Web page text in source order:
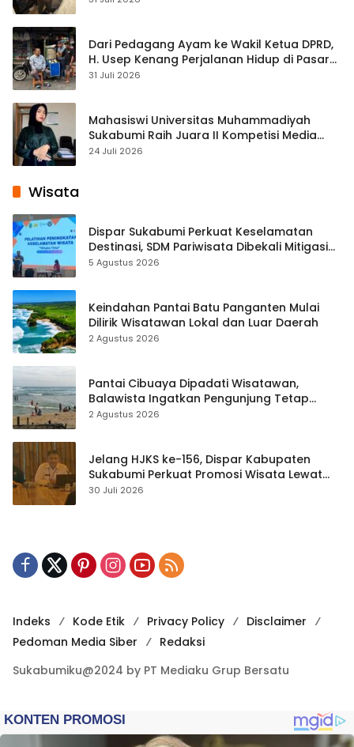
Dari Pedagang Ayam ke Wakil Ketua DPRD,
H. Usep Kenang Perjalanan Hidup di Pasar
Cisaat
31 Juli 2026
Mahasiswi Universitas Muhammadiyah
Sukabumi Raih Juara II Kompetisi Media
Pembelajaran Digital Tingkat Internasional
24 Juli 2026
Wisata
Dispar Sukabumi Perkuat Keselamatan
Destinasi, SDM Pariwisata Dibekali Mitigasi
hingga Teknik Evakuasi
5 Agustus 2026
Keindahan Pantai Batu Panganten Mulai
Dilirik Wisatawan Lokal dan Luar Daerah
2 Agustus 2026
Pantai Cibuaya Dipadati Wisatawan,
Balawista Ingatkan Pengunjung Tetap
Waspada
2 Agustus 2026
Jelang HJKS ke-156, Dispar Kabupaten
Sukabumi Perkuat Promosi Wisata Lewat
Publikasi Digital
30 Juli 2026
Indeks Kode Etik Privacy Policy
Disclaimer
Pedoman Media Siber
Redaksi
Sukabumiku@2024 by PT Mediaku Grup Bersatu